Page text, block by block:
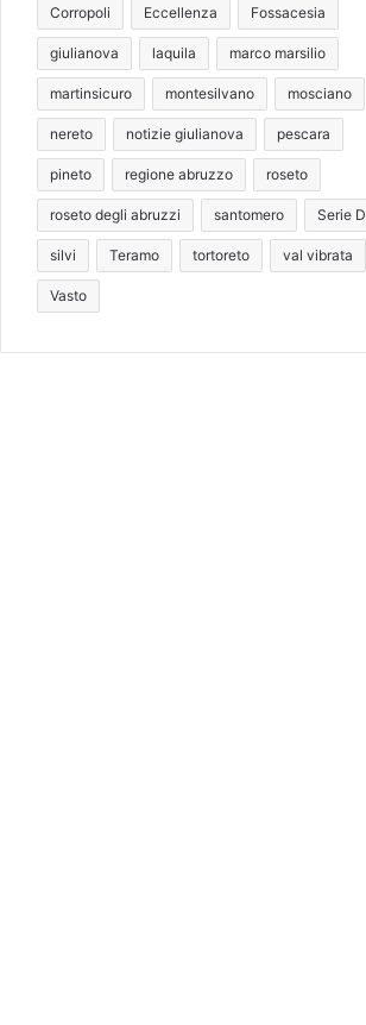
Corropoli Eccellenza Fossacesia
giulianova laquila marco marsilio
martinsicuro montesilvano mosciano
nereto notizie giulianova pescara
pineto regione abruzzo roseto
roseto degli abruzzi santomero Serie D
silvi Teramo tortoreto val vibrata
Vasto